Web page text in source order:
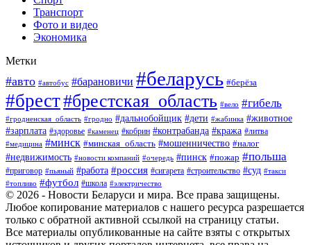
Транспорт
Фото и видео
Экономика
Метки
#авто #автобус #барановичи #беларусь #берёза
#брест#брестская_область #вело #гибель
#гродненская_область #гродно #дальнобойщик #дети #жабинка #животное
#зарплата #здоровье #каменец #кобрин #контрабанда #кража #литва
#медицина #минск #минская_область #мошенничество #налог
#недвижимость #новости компаний #очередь #пинск #пожар #польша
#приговор #пьяный #работа #россия #сигарета #строительство #суд #такси
#топливо #футбол #школа #электричество
© 2026 - Новости Беларуси и мира. Все права защищены.
Любое копирование материалов с нашего ресурса разрешается
только с обратной активной ссылкой на страницу статьи.
Все материалы опубликованные на сайте взяты с открытых